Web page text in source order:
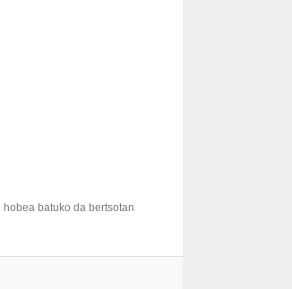
hobea batuko da bertsotan